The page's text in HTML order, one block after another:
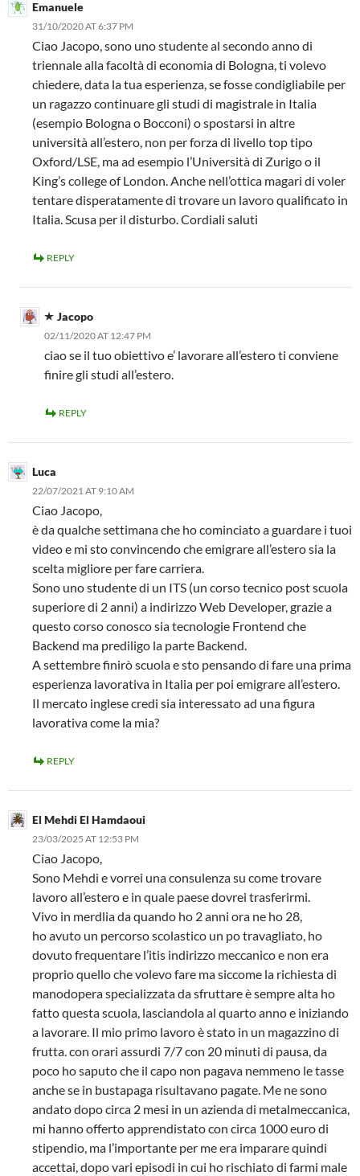
Emanuele
31/10/2020 AT 6:37 PM
Ciao Jacopo, sono uno studente al secondo anno di
triennale alla facoltà di economia di Bologna, ti volevo
chiedere, data la tua esperienza, se fosse condigliabile per
un ragazzo continuare gli studi di magistrale in Italia
(esempio Bologna o Bocconi) o spostarsi in altre
università all’estero, non per forza di livello top tipo
Oxford/LSE, ma ad esempio l’Università di Zurigo o il
King’s college of London. Anche nell’ottica magari di voler
tentare disperatamente di trovare un lavoro qualificato in
Italia. Scusa per il disturbo. Cordiali saluti
REPLY
Jacopo
02/11/2020 AT 12:47 PM
ciao se il tuo obiettivo e’ lavorare all’estero ti conviene
finire gli studi all’estero.
REPLY
Luca
22/07/2021 AT 9:10 AM
Ciao Jacopo,
è da qualche settimana che ho cominciato a guardare i tuoi
video e mi sto convincendo che emigrare all’estero sia la
scelta migliore per fare carriera.
Sono uno studente di un ITS (un corso tecnico post scuola
superiore di 2 anni) a indirizzo Web Developer, grazie a
questo corso conosco sia tecnologie Frontend che
Backend ma prediligo la parte Backend.
A settembre finirò scuola e sto pensando di fare una prima
esperienza lavorativa in Italia per poi emigrare all’estero.
Il mercato inglese credi sia interessato ad una figura
lavorativa come la mia?
REPLY
El Mehdi El Hamdaoui
23/03/2025 AT 12:53 PM
Ciao Jacopo,
Sono Mehdi e vorrei una consulenza su come trovare
lavoro all’estero e in quale paese dovrei trasferirmi.
Vivo in merdlia da quando ho 2 anni ora ne ho 28,
ho avuto un percorso scolastico un po travagliato, ho
dovuto frequentare l’itis indirizzo meccanico e non era
proprio quello che volevo fare ma siccome la richiesta di
manodopera specializzata da sfruttare è sempre alta ho
fatto questa scuola, lasciandola al quarto anno e iniziando
a lavorare. Il mio primo lavoro è stato in un magazzino di
frutta. con orari assurdi 7/7 con 20 minuti di pausa, da
poco ho saputo che il capo non pagava nemmeno le tasse
anche se in bustapaga risultavano pagate. Me ne sono
andato dopo circa 2 mesi in un azienda di metalmeccanica,
mi hanno offerto apprendistato con circa 1000 euro di
stipendio, ma l’importante per me era imparare quindi
accettai, dopo vari episodi in cui ho rischiato di farmi male